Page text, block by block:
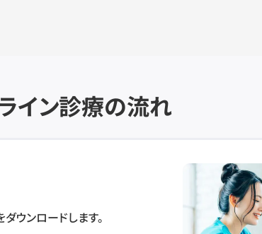
イン診療の流れ
ウンロードします。